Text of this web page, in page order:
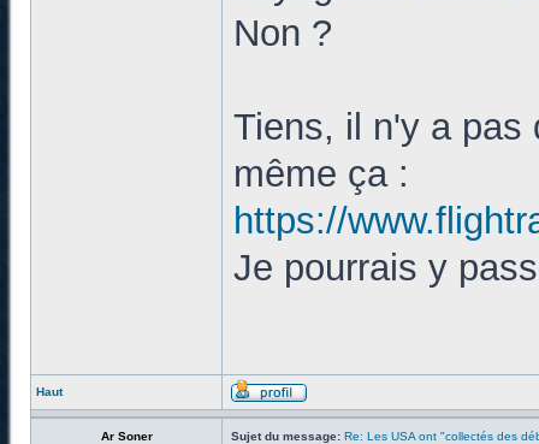
Non ?
Tiens, il n'y a pas
même ça :
https://
Je pourrais y
Haut
Ar Soner Sujet du message: Re: Les USA ont "collectés des